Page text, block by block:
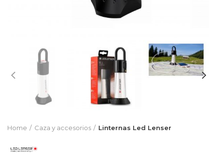
Home Caza y accesorios Linternas Led Lenser